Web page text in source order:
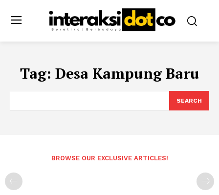
Tag: Desa Kampung Baru
SEARCH
BROWSE OUR EXCLUSIVE ARTICLES!